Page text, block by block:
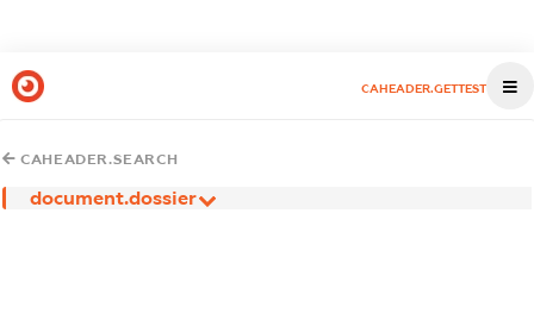
CAHEADER.GETTEST
CAHEADER.SEARCH
document.dossier